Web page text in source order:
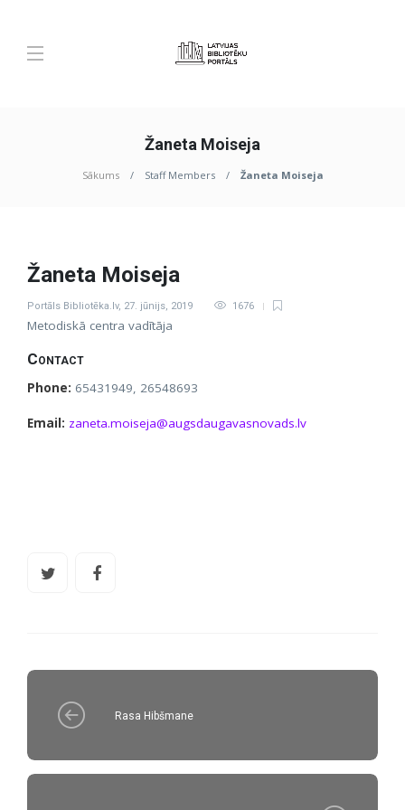
Žaneta Moiseja
Sākums Staff Members Žaneta Moiseja
Žaneta Moiseja
Portāls Bibliotēka.lv, 27. jūnijs, 2019 1676
Metodiskā centra vadītāja
Contact
Phone: 65431949, 26548693
Email: zaneta.moiseja@augsdaugavasnovads.lv
Rasa Hibšmane